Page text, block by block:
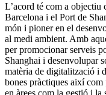
L’acord té com a objectiu
Barcelona i el Port de
món i pioner en el
al medi ambient. Amb
per promocionar serveis
Shanghai i desenvolupar
matèria de digitalització i
bones pràctiques així
en àrees com la gestió i la